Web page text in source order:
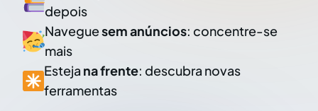
depois
Naveguesem anúncios: concentre-se
mais
Esteja na frente: descubra novas
ferramentas